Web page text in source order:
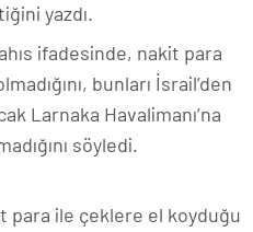
yazdı.
ifadesinde, nakit para
bunları İsrail’den
Larnaka Havalimanı’na
söyledi.
para ile çeklere el koyduğu